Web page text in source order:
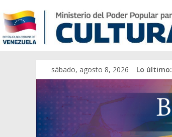
sábado, agosto 8, 2026 Lo último: